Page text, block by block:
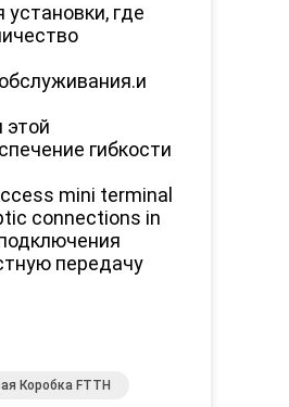
где
этой
гибкости
mini terminal
connections in
передачу
Коробка FTTH